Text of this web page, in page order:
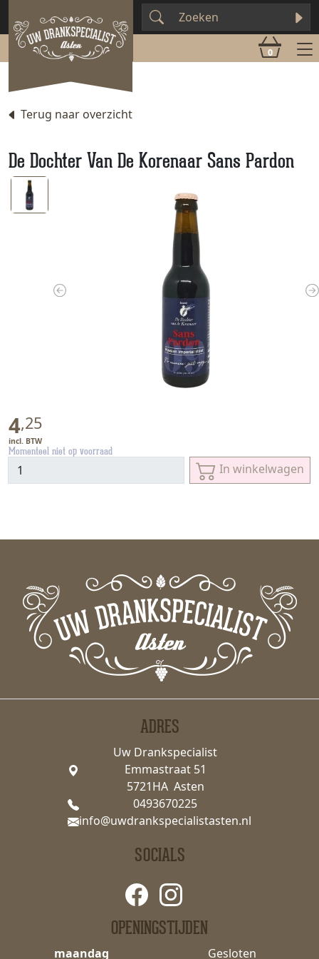
0
Terug naar overzicht
De Dochter Van De Korenaar Sans Pardon
Previous
4,25
Momenteel niet op voorraad
In winkelwagen
ADRES
Uw Drankspecialist
Emmastraat 51
5721HA Asten
0493670225
info@uwdrankspecialistasten.nl
OPENINGSTIJDEN
maandag Gesloten
SOCIALS